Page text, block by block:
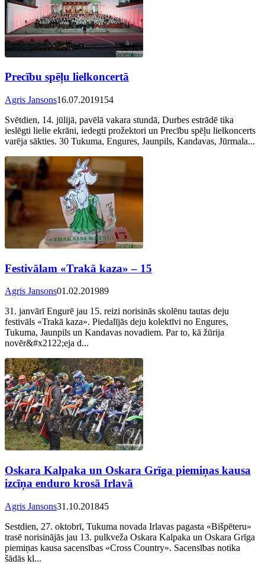
Precību spēļu lielkoncertā
Agris Jansons16.07.2019154
Svētdien, 14. jūlijā, pavēlā vakara stundā, Durbes estrādē tika
ieslēgti lielie ekrāni, iedegti prožektori un Precību spēļu lielkoncerts
varēja sākties. 30 Tukuma, Engures, Jaunpils, Kandavas, Jūrmala...
Festivālam «Trakā kaza» – 15
Agris Jansons01.02.201989
31. janvārī Engurē jau 15. reizi norisinās skolēnu tautas deju
festivāls «Trakā kaza». Piedalījās deju kolektīvi no Engures,
Tukuma, Jaunpils un Kandavas novadiem. Par to, kā žūrija
novēr&#x2122;eja d...
Oskara Kalpaka un Oskara Grīga piemiņas kausa
izcīņa enduro krosā Irlavā
Agris Jansons31.10.201845
Sestdien, 27. oktobrī, Tukuma novada Irlavas pagasta «Bišpēteru»
trasē norisinājās jau 13. pulkveža Oskara Kalpaka un Oskara Grīga
piemiņas kausa sacensības «Cross Country». Sacensības notika
šādās kl...